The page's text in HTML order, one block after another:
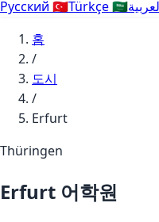
Русский 🇹🇷Türkçe🇸🇦
홈
/
도시
/
Erfurt
Thüringen
Erfurt 어학원